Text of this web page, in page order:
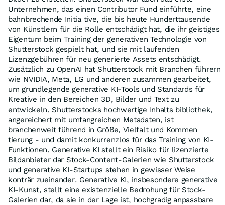
Unternehmen, das einen Contributor Fund einführte, eine
bahnbrechende Initia tive, die bis heute Hunderttausende
von Künstlern für die Rolle entschädigt hat, die ihr geistiges
Eigentum beim Training der generativen Technologie von
Shutterstock gespielt hat, und sie mit laufenden
Lizenzgebühren für neu generierte Assets entschädigt.
Zusätzlich zu OpenAI hat Shutterstock mit Branchen führern
wie NVIDIA, Meta, LG und anderen zusammen gearbeitet,
um grundlegende generative KI-Tools und Standards für
Kreative in den Bereichen 3D, Bilder und Text zu
entwickeln. Shutterstocks hochwertige Inhalts bibliothek,
angereichert mit umfangreichen Metadaten, ist
branchenweit führend in Größe, Vielfalt und Kommen
tierung - und damit konkurrenzlos für das Training von KI-
Funktionen. Generative KI stellt ein Risiko für lizenzierte
Bildanbieter dar Stock-Content-Galerien wie Shutterstock
und generative KI-Startups stehen in gewisser Weise
konträr zueinander. Generative KI, insbesondere generative
KI-Kunst, stellt eine existenzielle Bedrohung für Stock-
Galerien dar, da sie in der Lage ist, hochgradig anpassbare